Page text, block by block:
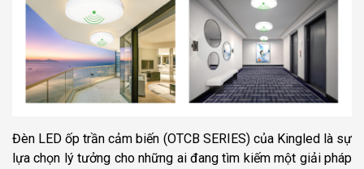
Đèn LED ốp trần cảm biến (OTCB SERIES) của Kingled là sự
lựa chọn lý tưởng cho những ai đang tìm kiếm một giải pháp